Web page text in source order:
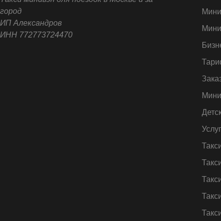
город
ИП Александров
ИНН 772773724470